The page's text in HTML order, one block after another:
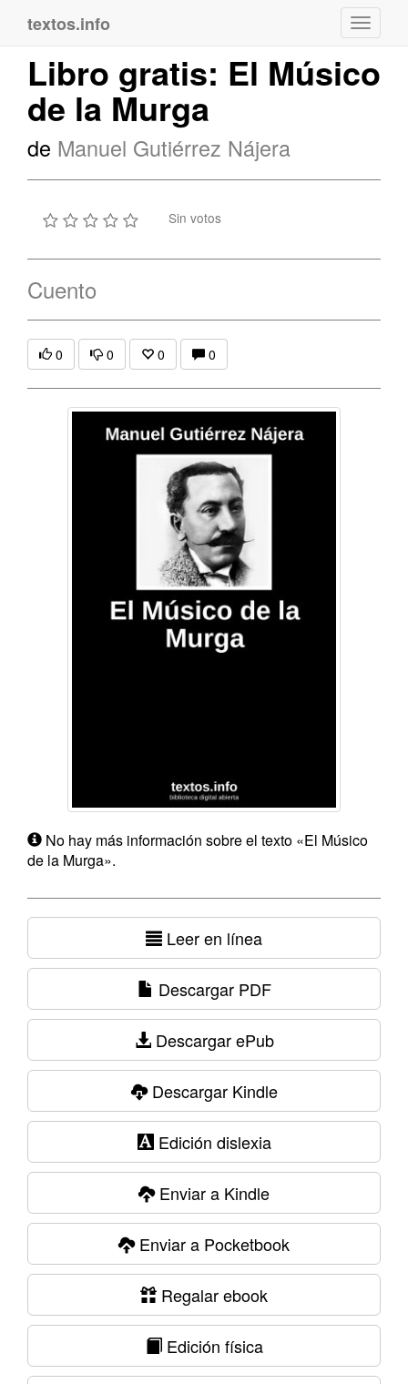
textos.info
Libro gratis: El Músico
de la Murga
de Manuel Gutiérrez Nájera
Sin votos
Cuento
0 0 0 0
No hay más información sobre el texto «El Músico
de la Murga».
Leer en línea
Descargar PDF
Descargar ePub
Descargar Kindle
Edición dislexia
Enviar a Kindle
Enviar a Pocketbook
Regalar ebook
Edición física